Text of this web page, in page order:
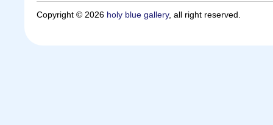
Copyright © 2026 holy blue gallery, all right reserved.